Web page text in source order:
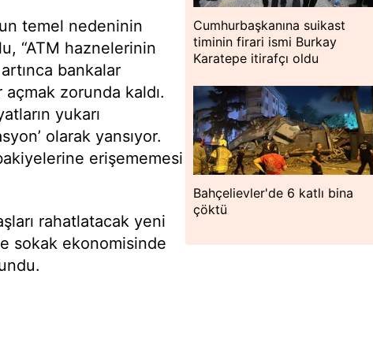
temel nedeninin
“ATM haznelerinin
bankalar
zorunda kaldı.
yukarı
olarak yansıyor.
erişememesi
rahatlatacak yeni
sokak ekonomisinde
Cumhurbaşkanına suikast
timinin firari ismi Burkay
Karatepe itirafçı oldu
Bahçelievler'de 6 katlı bina
çöktü